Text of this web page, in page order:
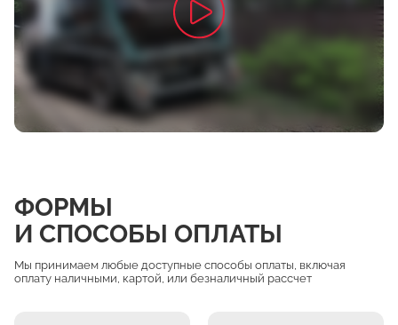
ФОРМЫ
И СПОСОБЫ ОПЛАТЫ
Мы принимаем любые доступные способы оплаты, включая
оплату наличными, картой, или безналичный рассчет